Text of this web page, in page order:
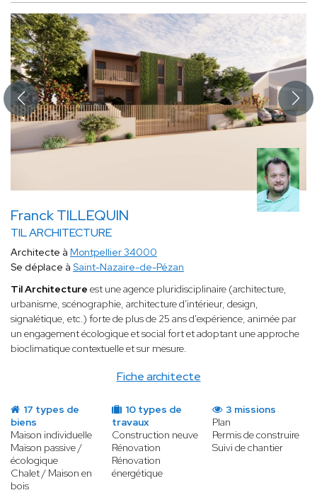
Franck TILLEQUIN
TIL ARCHITECTURE
Fiche architecte
Architecte à Montpellier 34000
Se déplace à Saint-Nazaire-de-Pézan
Til Architecture est une agence pluridisciplinaire (architecture,
urbanisme, scénographie, architecture d'intérieur, design,
signalétique, etc.) forte de plus de 25 ans d'expérience, animée par
un engagement écologique et social fort et adoptant une approche
bioclimatique contextuelle et sur mesure.
17 types de
biens
Maison individuelle
Maison passive /
écologique
Chalet / Maison en
bois
10 types de
travaux
Construction neuve
Rénovation
Rénovation
énergétique
3 missions
Plan
Permis de construire
Suivi de chantier